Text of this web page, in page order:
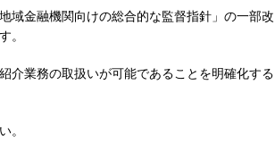
域金融機関向けの総合的な監督指針」の一部改
。
介業務の取扱いが可能であることを明確化する
。